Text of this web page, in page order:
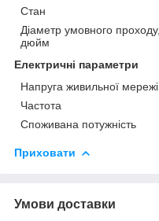
Стан
Діаметр умовного проходу,
дюйм
Електричні параметри
Напруга живильної мережі
Частота
Споживана потужність
Приховати
Умови доставки